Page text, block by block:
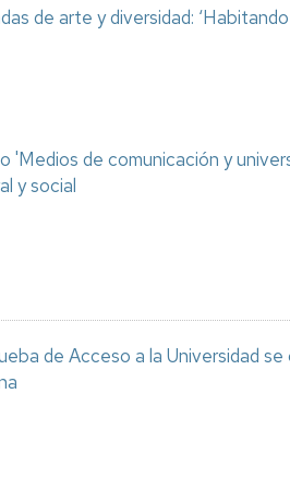
de arte y diversidad:
'Medios de comunicación y
y social
de Acceso a la Universidad